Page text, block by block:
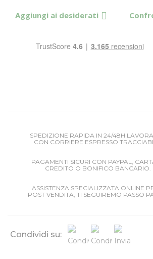
Aggiungi ai desiderati
SPEDIZIONE RAPIDA IN 24/48H
CON CORRIERE ESPRESSO
PAGAMENTI SICURI CON PAYPAL,
CREDITO O BONIFICO BANCARIO.
ASSISTENZA SPECIALIZZATA ONLINE
POST VENDITA, TI SEGUIREMO PASSO
Condividi su: